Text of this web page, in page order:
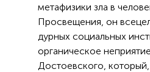
метафизики зла в
Просвещения, он
дурных социальных
органическое
Достоевского,